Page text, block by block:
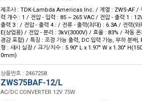
제조사 : TDK-Lambda Americas Inc. / 계열 : ZWS-AF /
력 개수 : 1 / 전압 - 입력 : 85 ~ 265 VAC / 전압 - 출력 1 :
출력 3 : / 전압 - 출력 4 : / 전류 - 출력(최대) : 6.3A / 전력(
E(상업용) / 전압 - 분리 : 3kV(3000V) / 효율 : 83% / 작동 온
경감 포함) / 특징 : 조정 가능 출력, DC 입력 가능, 부하 분배
형 : 섀시 실장 / 크기/치수 : 5.90" L x 1.97" W x 1.30"
0mm)
상품번호 : 2467258
ZWS75BAF-12/L
AC/DC CONVERTER 12V 75W